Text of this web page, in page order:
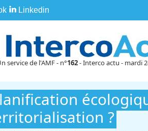
Linkedin
service de l'AMF - n°162- Interco actu - mardi
?